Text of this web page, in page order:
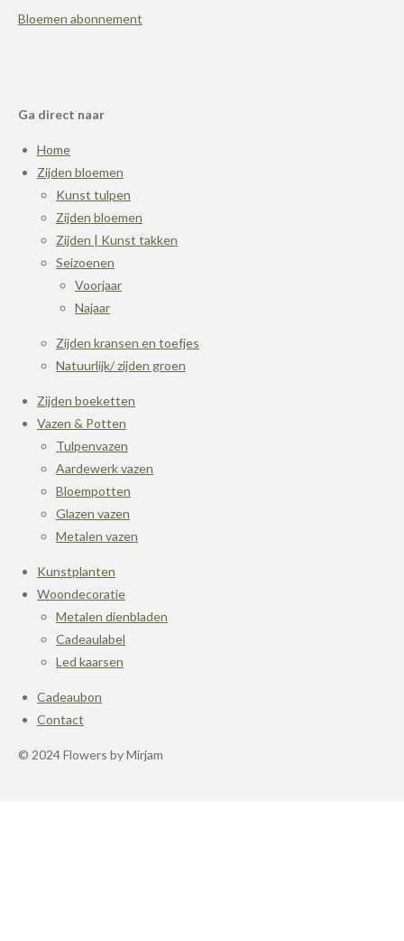
Bloemen abonnement
Ga direct naar
Home
Zijden bloemen
Kunst tulpen
Zijden bloemen
Zijden | Kunst takken
Seizoenen
Voorjaar
Najaar
Zijden kransen en toefjes
Natuurlijk/ zijden groen
Zijden boeketten
Vazen & Potten
Tulpenvazen
Aardewerk vazen
Bloempotten
Glazen vazen
Metalen vazen
Kunstplanten
Woondecoratie
Metalen dienbladen
Cadeaulabel
Led kaarsen
Cadeaubon
Contact
© 2024 Flowers by Mirjam